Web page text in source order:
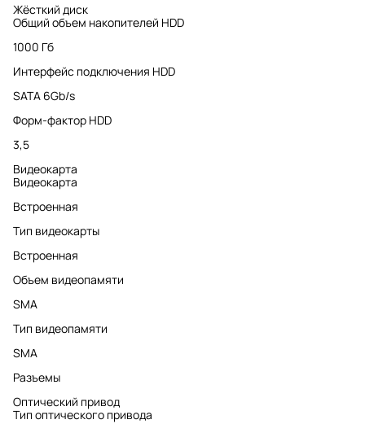
Жёсткий диск
Общий объем накопителей HDD
1000 Гб
Интерфейс подключения HDD
SATA 6Gb/s
Форм-фактор HDD
3,5
Видеокарта
Видеокарта
Встроенная
Тип видеокарты
Встроенная
Объем видеопамяти
SMA
Тип видеопамяти
SMA
Разъемы
Оптический привод
Тип оптического привода